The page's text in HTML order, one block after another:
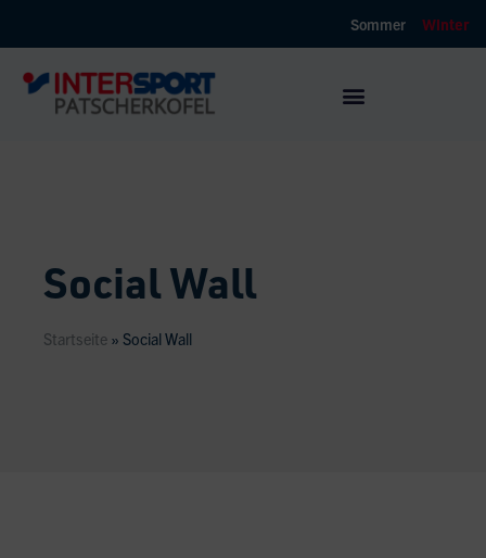
Sommer Winter
Social Wall
Startseite » Social Wall